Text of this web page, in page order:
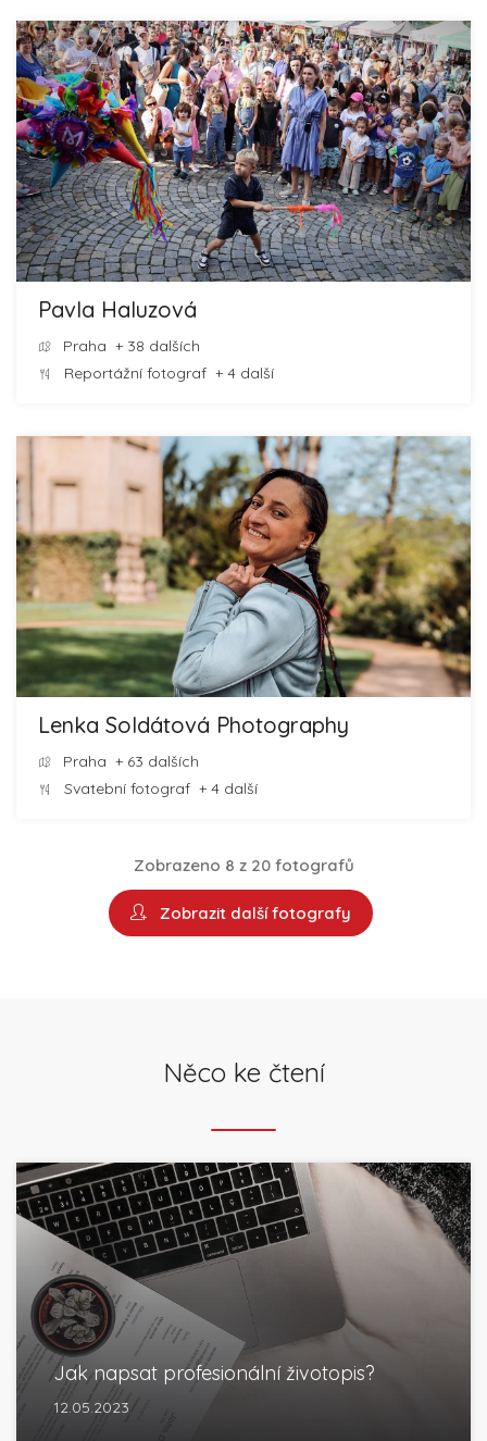
Pavla Haluzová
Praha + 38 dalších
Reportážní fotograf + 4 další
Lenka Soldátová Photography
Praha + 63 dalších
Svatební fotograf + 4 další
Zobrazeno 8 z 20 fotografů
Zobrazit další fotografy
Něco ke čtení
Jak napsat profesionální životopis?
12.05.2023